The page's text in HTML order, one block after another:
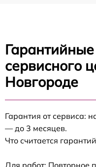
сервисного
Новгороде
Гарантия от сервиса:
— до 3 месяцев.
Что считается